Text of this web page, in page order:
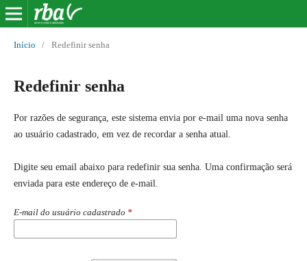
Início / Redefinir senha
Redefinir senha
Por razões de segurança, este sistema envia por e-mail uma nova senha
ao usuário cadastrado, em vez de recordar a senha atual.
Digite seu email abaixo para redefinir sua senha. Uma confirmação será
enviada para este endereço de e-mail.
E-mail do usuário cadastrado *